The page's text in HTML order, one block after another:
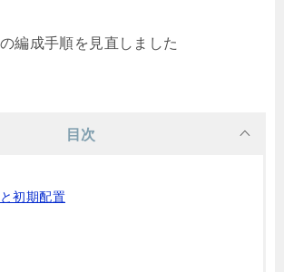
編成手順を見直しました
目次
初期配置